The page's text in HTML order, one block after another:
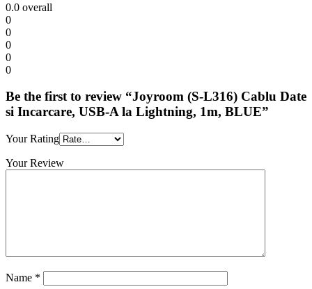
0.0 overall
0
0
0
0
0
Be the first to review “Joyroom (S-L316) Cablu Date
si Incarcare, USB-A la Lightning, 1m, BLUE”
Your Rating
Your Review
Name *